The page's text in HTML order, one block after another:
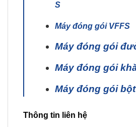
S
Máy đóng gói VFFS
Máy đóng gói
Máy đóng gói
Máy đóng gói bột
Thông tin liên hệ